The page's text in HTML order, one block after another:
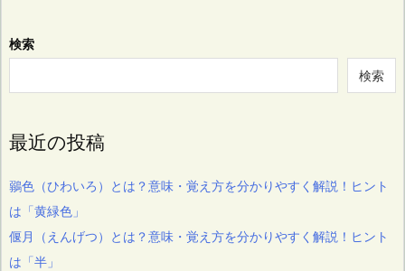
検索
検索
最近の投稿
鶸色（ひわいろ）とは？意味・覚え方を分かりやすく解説！ヒント
は「黄緑色」
偃月（えんげつ）とは？意味・覚え方を分かりやすく解説！ヒント
は「半」